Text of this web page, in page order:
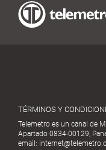
TÉRMINOS Y
Telemetro es un canal de
Apartado 0834-00129,
email: